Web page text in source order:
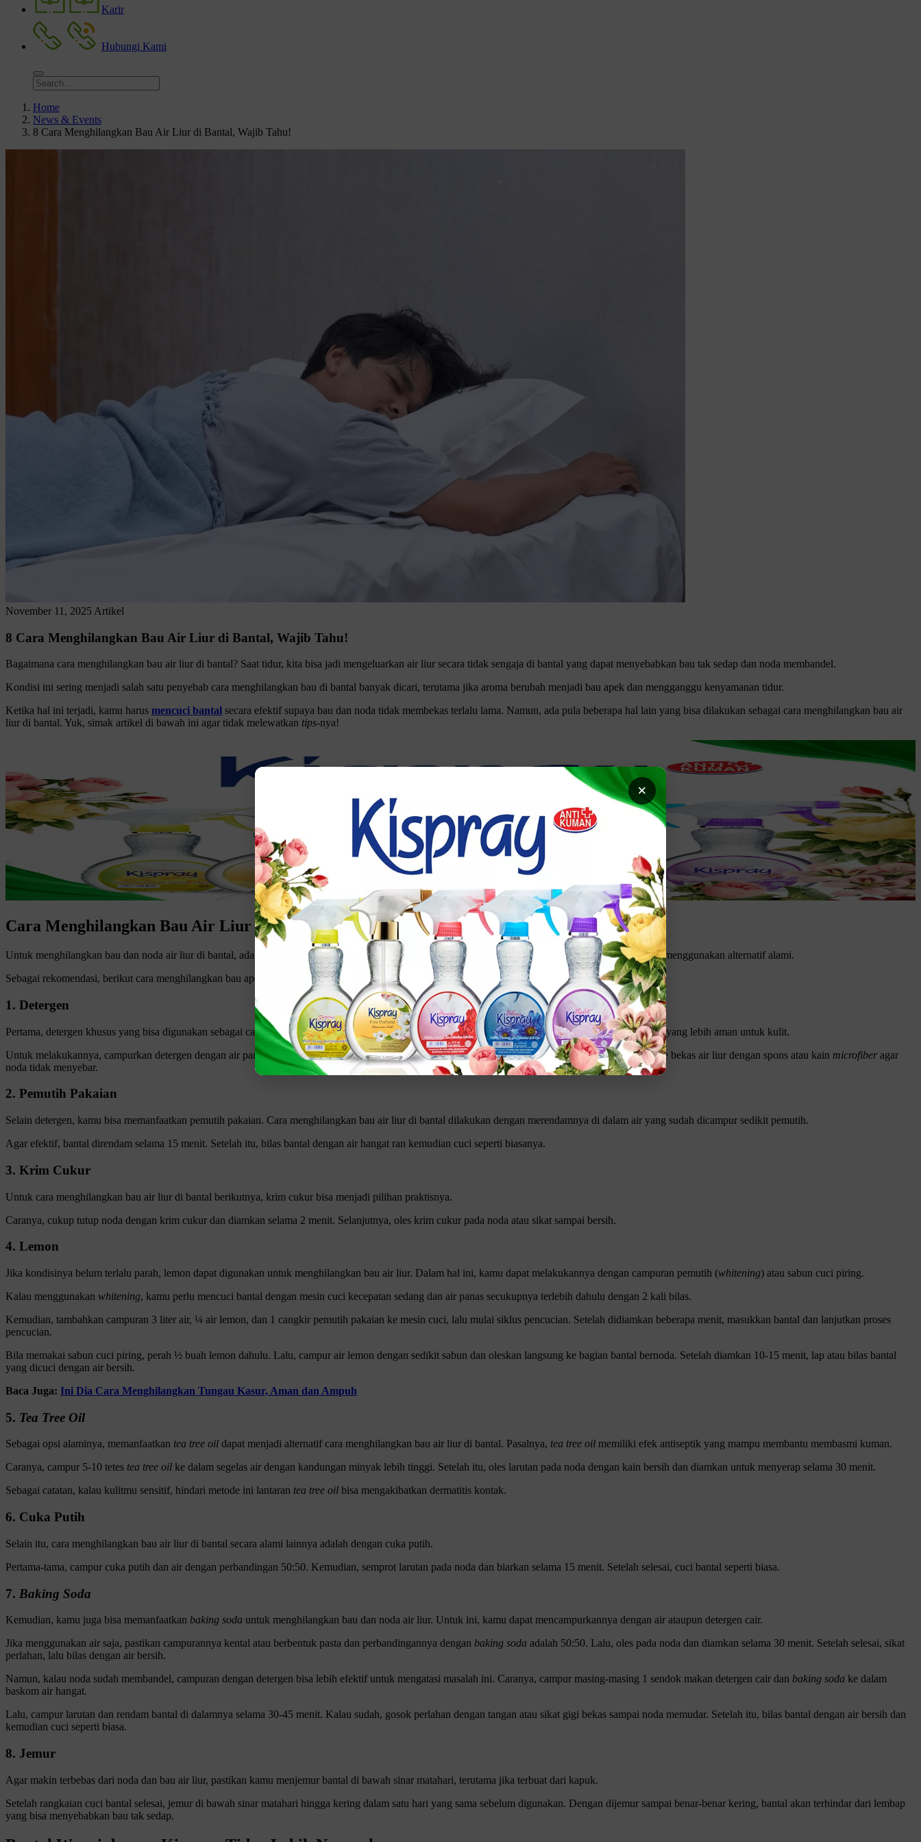
Karir
Hubungi Kami
Home
News & Events
8 Cara Menghilangkan Bau Air Liur di Bantal, Wajib Tahu!
November 11, 2025 Artikel
8 Cara Menghilangkan Bau Air Liur di Bantal, Wajib Tahu!
Bagaimana cara menghilangkan bau air liur di bantal? Saat tidur, kita bisa jadi mengeluarkan air liur secara tidak sengaja di bantal yang dapat menyebabkan bau tak sedap dan noda membandel.
Kondisi ini sering menjadi salah satu penyebab cara menghilangkan bau di bantal banyak dicari, terutama jika aroma berubah menjadi bau apek dan mengganggu kenyamanan tidur.
Ketika hal ini terjadi, kamu harus mencuci bantal secara efektif supaya bau dan noda tidak membekas terlalu lama. Namun, ada pula beberapa hal lain yang bisa dilakukan sebagai cara menghilangkan bau air
liur di bantal. Yuk, simak artikel di bawah ini agar tidak melewatkan tips-nya!
×
Cara Menghilangkan Bau Air Liur di Bantal
Untuk menghilangkan bau dan noda air liur di bantal, ada beberapa cara yang dapat dilakukan, mulai dari memastikan pencucian lebih maksimal hingga menggunakan alternatif alami.
Sebagai rekomendasi, berikut cara menghilangkan bau apek di bantal akibat air liur yang bisa kamu pertimbangkan.
1. Detergen
Pertama, detergen khusus yang bisa digunakan sebagai cara menghilangkan bau air liur di bantal. Biasanya, produk khusus ini tergolong detergen ringan yang lebih aman untuk kulit.
Untuk melakukannya, campurkan detergen dengan air panas bersih yang perbandingannya kurang lebih 50:50. Secara lembut, oleskan larutan tersebut ke bekas air liur dengan spons atau kain microfiber agar
noda tidak menyebar.
2. Pemutih Pakaian
Selain detergen, kamu bisa memanfaatkan pemutih pakaian. Cara menghilangkan bau air liur di bantal dilakukan dengan merendamnya di dalam air yang sudah dicampur sedikit pemutih.
Agar efektif, bantal direndam selama 15 menit. Setelah itu, bilas bantal dengan air hangat ran kemudian cuci seperti biasanya.
3. Krim Cukur
Untuk cara menghilangkan bau air liur di bantal berikutnya, krim cukur bisa menjadi pilihan praktisnya.
Caranya, cukup tutup noda dengan krim cukur dan diamkan selama 2 menit. Selanjutnya, oles krim cukur pada noda atau sikat sampai bersih.
4. Lemon
Jika kondisinya belum terlalu parah, lemon dapat digunakan untuk menghilangkan bau air liur. Dalam hal ini, kamu dapat melakukannya dengan campuran pemutih (whitening) atau sabun cuci piring.
Kalau menggunakan whitening, kamu perlu mencuci bantal dengan mesin cuci kecepatan sedang dan air panas secukupnya terlebih dahulu dengan 2 kali bilas.
Kemudian, tambahkan campuran 3 liter air, ¼ air lemon, dan 1 cangkir pemutih pakaian ke mesin cuci, lalu mulai siklus pencucian. Setelah didiamkan beberapa menit, masukkan bantal dan lanjutkan proses
pencucian.
Bila memakai sabun cuci piring, perah ½ buah lemon dahulu. Lalu, campur air lemon dengan sedikit sabun dan oleskan langsung ke bagian bantal bernoda. Setelah diamkan 10-15 menit, lap atau bilas bantal
yang dicuci dengan air bersih.
Baca Juga: Ini Dia Cara Menghilangkan Tungau Kasur, Aman dan Ampuh
5. Tea Tree Oil
Sebagai opsi alaminya, memanfaatkan tea tree oil dapat menjadi alternatif cara menghilangkan bau air liur di bantal. Pasalnya, tea tree oil memiliki efek antiseptik yang mampu membantu membasmi kuman.
Caranya, campur 5-10 tetes tea tree oil ke dalam segelas air dengan kandungan minyak lebih tinggi. Setelah itu, oles larutan pada noda dengan kain bersih dan diamkan untuk menyerap selama 30 menit.
Sebagai catatan, kalau kulitmu sensitif, hindari metode ini lantaran tea tree oil bisa mengakibatkan dermatitis kontak.
6. Cuka Putih
Selain itu, cara menghilangkan bau air liur di bantal secara alami lainnya adalah dengan cuka putih.
Pertama-tama, campur cuka putih dan air dengan perbandingan 50:50. Kemudian, semprot larutan pada noda dan biarkan selama 15 menit. Setelah selesai, cuci bantal seperti biasa.
7. Baking Soda
Kemudian, kamu juga bisa memanfaatkan baking soda untuk menghilangkan bau dan noda air liur. Untuk ini, kamu dapat mencampurkannya dengan air ataupun detergen cair.
Jika menggunakan air saja, pastikan campurannya kental atau berbentuk pasta dan perbandingannya dengan baking soda adalah 50:50. Lalu, oles pada noda dan diamkan selama 30 menit. Setelah selesai, sikat
perlahan, lalu bilas dengan air bersih.
Namun, kalau noda sudah membandel, campuran dengan detergen bisa lebih efektif untuk mengatasi masalah ini. Caranya, campur masing-masing 1 sendok makan detergen cair dan baking soda ke dalam
baskom air hangat.
Lalu, campur larutan dan rendam bantal di dalamnya selama 30-45 menit. Kalau sudah, gosok perlahan dengan tangan atau sikat gigi bekas sampai noda memudar. Setelah itu, bilas bantal dengan air bersih dan
kemudian cuci seperti biasa.
8. Jemur
Agar makin terbebas dari noda dan bau air liur, pastikan kamu menjemur bantal di bawah sinar matahari, terutama jika terbuat dari kapuk.
Setelah rangkaian cuci bantal selesai, jemur di bawah sinar matahari hingga kering dalam satu hari yang sama sebelum digunakan. Dengan dijemur sampai benar-benar kering, bantal akan terhindar dari lembap
yang bisa menyebabkan bau tak sedap.